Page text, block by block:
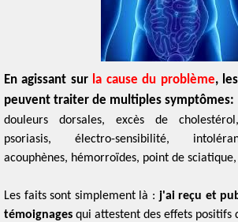
En agissant sur la cause du problème,
peuvent traiter de multiples symptômes:
douleurs dorsales, excès de
psoriasis, électro-sensibilité,
acouphènes, hémorroïdes, point de
Les faits sont simplement là : j'ai reçu et
témoignages qui attestent des effets positifs